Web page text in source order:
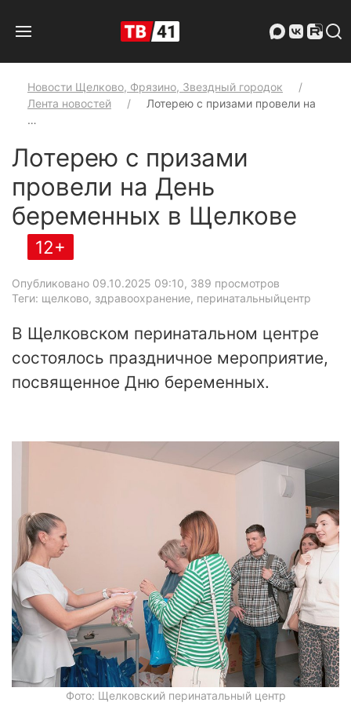
Новости Щелково, Фрязино, Звездный городок
Лента новостей
Лотерею с призами провели на
…
Лотерею с призами
провели на День
беременных в Щелкове
12+
Опубликовано 09.10.2025 09:10, 389 просмотров
Теги: щелково, здравоохранение, перинатальныйцентр
В Щелковском перинатальном центре
состоялось праздничное мероприятие,
посвященное Дню беременных.
Фото: Щелковский перинатальный центр